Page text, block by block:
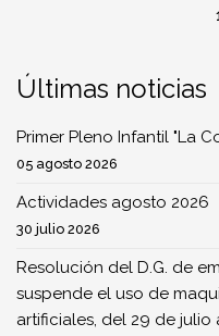
Últimas noticias
Primer Pleno Infantil "La
05 agosto 2026
Actividades agosto 2026
30 julio 2026
Resolución del D.G. de
suspende el uso de
artificiales, del 29 de